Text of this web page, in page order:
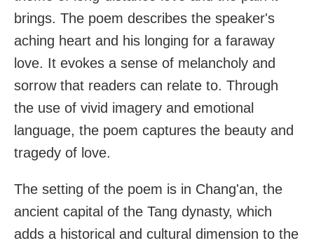
brings. The poem describes the speaker's
aching heart and his longing for a faraway
love. It evokes a sense of melancholy and
sorrow that readers can relate to. Through
the use of vivid imagery and emotional
language, the poem captures the beauty and
tragedy of love.
The setting of the poem is in Chang'an, the
ancient capital of the Tang dynasty, which
adds a historical and cultural dimension to the